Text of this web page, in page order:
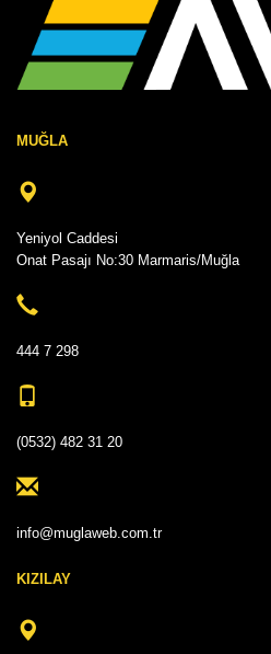
MUĞLA
Yeniyol Caddesi
Onat Pasajı No:30 Marmaris/Muğla
444 7 298
(0532) 482 31 20
info@muglaweb.com.tr
KIZILAY